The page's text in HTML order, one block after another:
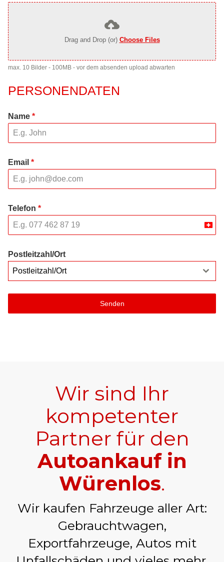
Drag and Drop (or) Choose Files
max. 10 Bilder - 100MB - vor dem absenden upload abwarten
PERSONENDATEN
Name *
Email *
Telefon *
Postleitzahl/Ort
Postleitzahl/Ort
Senden
Wir sind Ihr
kompetenter
Partner für den
Autoankauf in
Würenlos.
Wir kaufen Fahrzeuge aller Art:
Gebrauchtwagen,
Exportfahrzeuge, Autos mit